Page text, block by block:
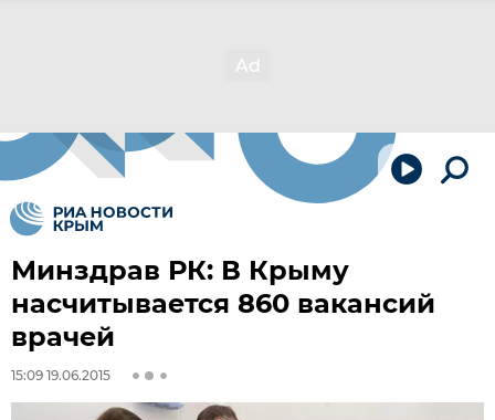
Минздрав РК: В Крыму
насчитывается 860 вакансий
врачей
15:09 19.06.2015